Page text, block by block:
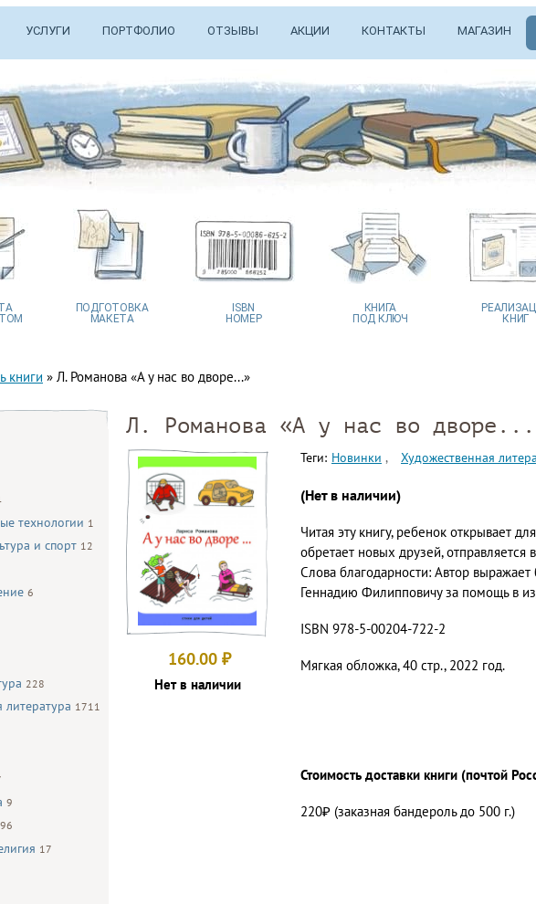
УСЛУГИ ПОРТФОЛИО ОТЗЫВЫ АКЦИИ КОНТАКТЫ МАГАЗИН
ПОДГОТОВКА
МАКЕТА
ISBN
НОМЕР
КНИГА
ПОД КЛЮЧ
КНИГ
книги » Л. Романова «А у нас во дворе...»
технологии 1
и спорт 12
6
228
литература 1711
9
17
Л. Романова «А у нас во
160.00 ₽
Нет в наличии
Теги: Новинки Художественная
(Нет в наличии)
Читая эту книгу, ребенок открывает
обретает новых друзей, отправляется
Слова благодарности: Автор выражает
Геннадию Филипповичу за помощь в
ISBN 978-5-00204-722-2
Мягкая обложка, 40 стр., 2022 год.
Стоимость доставки книги (почтой
220₽ (заказная бандероль до 500 г.)